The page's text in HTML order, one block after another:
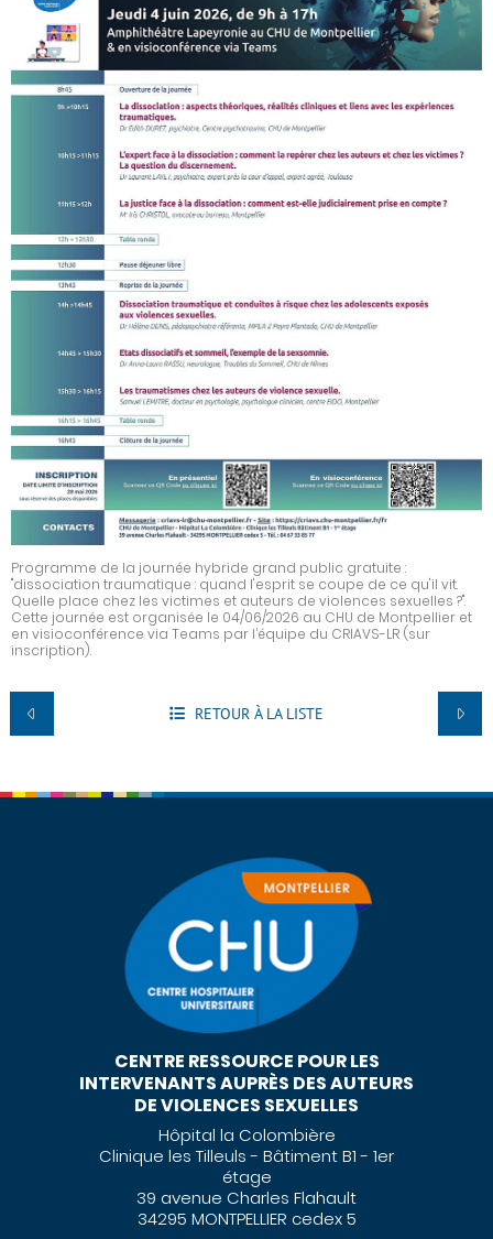
Programme de la journée hybride grand public gratuite :
"dissociation traumatique : quand l'esprit se coupe de ce qu'il vit.
Quelle place chez les victimes et auteurs de violences sexuelles ?".
Cette journée est organisée le 04/06/2026 au CHU de Montpellier et
en visioconférence via Teams par l’équipe du CRIAVS-LR (sur
inscription).
RETOUR À LA LISTE
CENTRE RESSOURCE POUR LES
INTERVENANTS AUPRÈS DES AUTEURS
DE VIOLENCES SEXUELLES
Hôpital la Colombière
Clinique les Tilleuls - Bâtiment B1 - 1er
étage
39 avenue Charles Flahault
34295 MONTPELLIER cedex 5